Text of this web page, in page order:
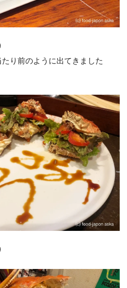
り前のように出てきました